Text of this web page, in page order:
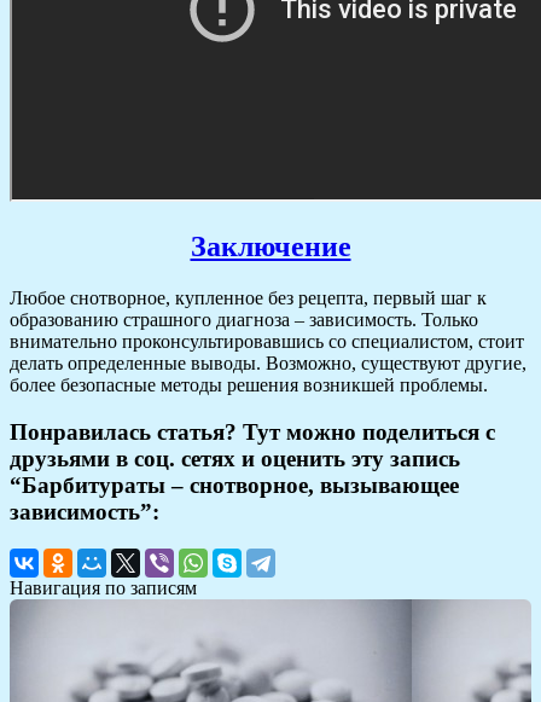
Заключение
Любое снотворное, купленное без рецепта, первый шаг к
образованию страшного диагноза – зависимость. Только
внимательно проконсультировавшись со специалистом, стоит
делать определенные выводы. Возможно, существуют другие,
более безопасные методы решения возникшей проблемы.
Понравилась статья? Тут можно поделиться с
друзьями в соц. сетях и оценить эту запись
“Барбитураты – снотворное, вызывающее
зависимость”:
Навигация по записям